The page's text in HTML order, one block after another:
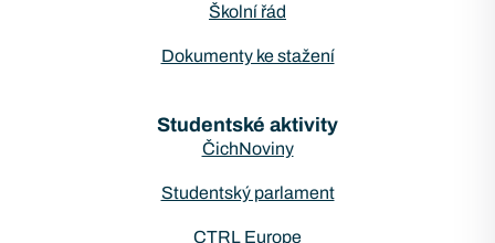
Školní řád
Dokumenty ke stažení
Studentské aktivity
ČichNoviny
Studentský parlament
CTRL Europe